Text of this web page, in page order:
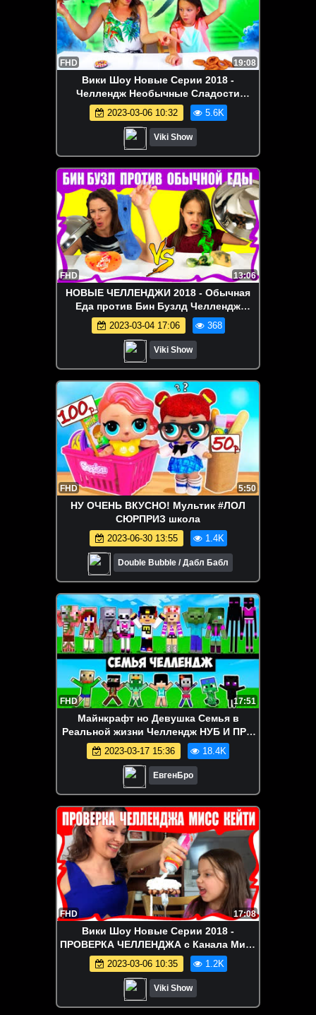
FHD 19:08
Вики Шоу Новые Серии 2018 -
Челлендж Необычные Сладости
против Продуктов Challenge // Вики
Шоу
2023-03-06 10:32 5.6K
Viki Show
FHD 13:06
НОВЫЕ ЧЕЛЛЕНДЖИ 2018 - Обычная
Еда против Бин Бузлд Челлендж
Challenge Часть 1 / Вики Шоу
2023-03-04 17:06 368
Viki Show
FHD 5:50
НУ ОЧЕНЬ ВКУСНО! Мультик #ЛОЛ
СЮРПРИЗ школа
2023-06-30 13:55 1.4K
Double Bubble / Дабл Бабл
FHD 17:51
Майнкрафт но Девушка Семья в
Реальной жизни Челлендж НУБ И ПРО
ВИДЕО ТРОЛЛИНГ MINECRAFT
2023-03-17 15:36 18.4K
ЕвгенБро
FHD 17:08
Вики Шоу Новые Серии 2018 -
ПРОВЕРКА ЧЕЛЛЕНДЖА c Канала Мисс
Кэти и Мистера Макса Челлендж 2
Продукта /// Вики Шоу
2023-03-06 10:35 1.2K
Viki Show